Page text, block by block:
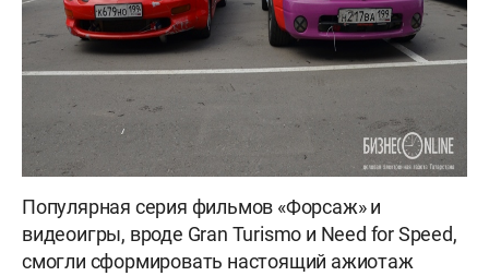
Популярная серия фильмов «Форсаж» и
видеоигры, вроде Gran Turismo и Need for Speed,
смогли сформировать настоящий ажиотаж